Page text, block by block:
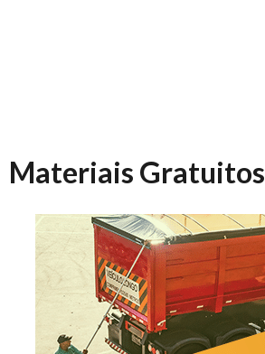
Materiais Gratuitos